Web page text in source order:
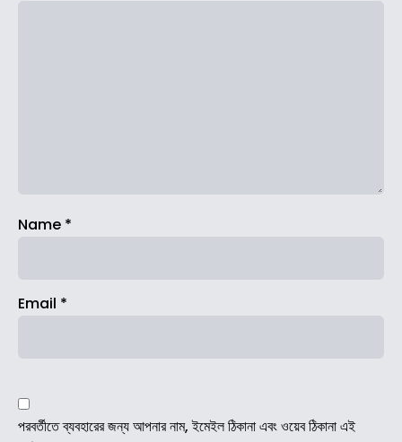
Name *
Email *
পরবর্তীতে ব্যবহারের জন্য আপনার নাম, ইমেইল ঠিকানা এবং ওয়েব ঠিকানা এই